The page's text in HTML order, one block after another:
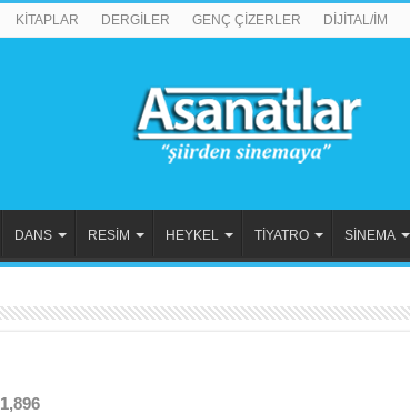
KİTAPLAR DERGİLER GENÇ ÇİZERLER DİJİTAL/İM
DANS RESİM HEYKEL TİYATRO SİNEMA